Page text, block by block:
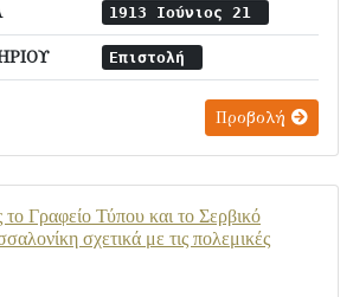
1913 Ιούνιος 21
Επιστολή
Προβολή
Γραφείο Τύπου και το Σερβικό
σχετικά με τις πολεμικές